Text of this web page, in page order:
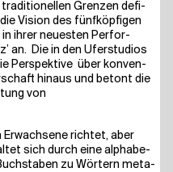
Gren­zen defi­
Visi­on des fünf­köp­fi­gen
in ihrer neu­es­ten Per­for­
an. Die in den Ufer­stu­di­os
Per­spek­ti­ve über kon­ven­
hin­aus und betont die
von
Erwach­se­ne rich­tet, aber
sich durch eine alpha­be­
zu Wör­tern meta­